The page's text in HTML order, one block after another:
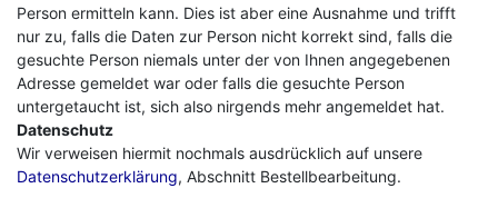
Person ermitteln kann. Dies ist aber eine Ausnahme und trifft
nur zu, falls die Daten zur Person nicht korrekt sind, falls die
gesuchte Person niemals unter der von Ihnen angegebenen
Adresse gemeldet war oder falls die gesuchte Person
untergetaucht ist, sich also nirgends mehr angemeldet hat.
Datenschutz
Wir verweisen hiermit nochmals ausdrücklich auf unsere
Datenschutzerklärung, Abschnitt Bestellbearbeitung.